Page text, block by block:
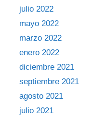
julio 2022
mayo 2022
marzo 2022
enero 2022
diciembre 2021
septiembre 2021
agosto 2021
julio 2021